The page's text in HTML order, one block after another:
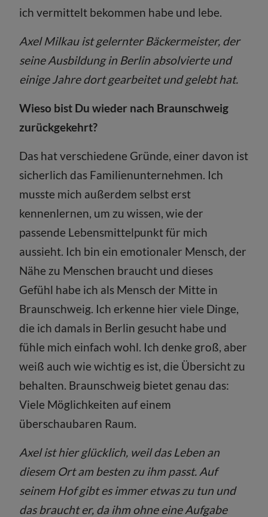
ich vermittelt bekommen habe und lebe.
Axel Milkau ist gelernter Bäckermeister, der
seine Ausbildung in Berlin absolvierte und
einige Jahre dort gearbeitet und gelebt hat.
Wieso bist Du wieder nach Braunschweig
zurückgekehrt?
Das hat verschiedene Gründe, einer davon ist
sicherlich das Familienunternehmen. Ich
musste mich außerdem selbst erst
kennenlernen, um zu wissen, wie der
passende Lebensmittelpunkt für mich
aussieht. Ich bin ein emotionaler Mensch, der
Nähe zu Menschen braucht und dieses
Gefühl habe ich als Mensch der Mitte in
Braunschweig. Ich erkenne hier viele Dinge,
die ich damals in Berlin gesucht habe und
fühle mich einfach wohl. Ich denke groß, aber
weiß auch wie wichtig es ist, die Übersicht zu
behalten. Braunschweig bietet genau das:
Viele Möglichkeiten auf einem
überschaubaren Raum.
Axel ist hier glücklich, weil das Leben an
diesem Ort am besten zu ihm passt. Auf
seinem Hof gibt es immer etwas zu tun und
das braucht er, da ihm ohne eine Aufgabe